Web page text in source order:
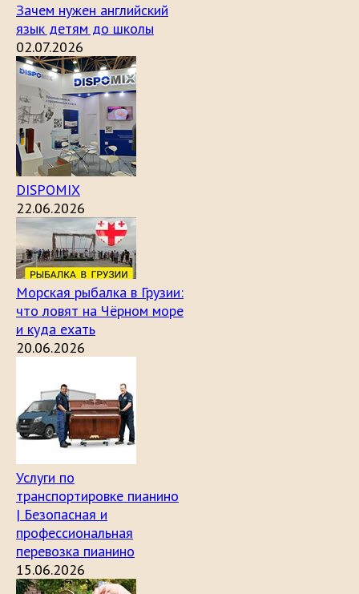
Зачем нужен английский
язык детям до школы
02.07.2026
DISPOMIX
22.06.2026
Морская рыбалка в Грузии:
что ловят на Чёрном море
и куда ехать
20.06.2026
Услуги по
транспортировке пианино
| Безопасная и
профессиональная
перевозка пианино
15.06.2026